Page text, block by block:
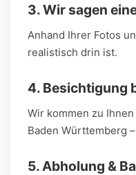
3. Wir sagen
Anhand Ihrer Fotos
realistisch drin ist.
4. Besichtigung
Wir kommen zu
Baden Württemberg
5. Abholung &